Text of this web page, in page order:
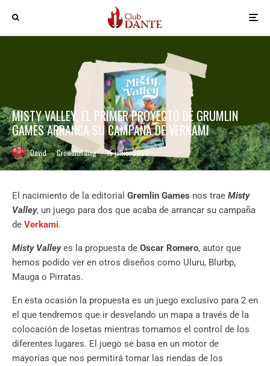
MISTY VALLEY, EL PRIMER PROYECTO DE GRUMLIN
GAMES ARRANCA SU CAMPAÑA DE VERKAMI
David · Crowdfunding · 15 junio, 2023
El nacimiento de la editorial Gremlin Games nos trae Misty
Valley, un juego para dos que acaba de arrancar su campaña
de Verkami.
Misty Valley es la propuesta de Oscar Romero, autor que
hemos podido ver en otros diseños como Uluru, Blurbp,
Mauga o Pirratas.
En esta ocasión la propuesta es un juego exclusivo para 2 en
el que tendremos que ir desvelando un mapa a través de la
colocación de losetas mientras tomamos el control de los
diferentes lugares. El juego se basa en un motor de
mayorías que nos permitirá tomar las riendas de los